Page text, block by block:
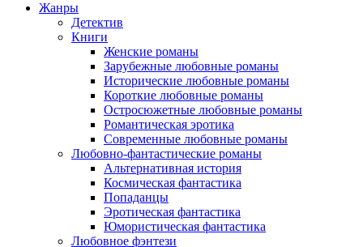
Жанры
Детектив
Книги
Женские романы
Зарубежные любовные романы
Исторические любовные романы
Короткие любовные романы
Остросюжетные любовные романы
Романтическая эротика
Современные любовные романы
Любовно-фантастические романы
Альтернативная история
Космическая фантастика
Попаданцы
Эротическая фантастика
Юмористическая фантастика
Любовное фэнтези